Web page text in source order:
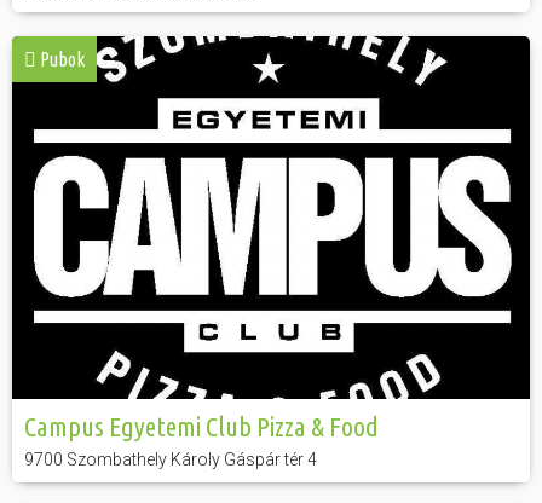
Pubok
Campus Egyetemi Club Pizza & Food
9700 Szombathely Károly Gáspár tér 4